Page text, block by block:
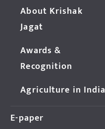
About Krishak
Jagat
Awards &
Recognition
Agriculture in India
E-paper